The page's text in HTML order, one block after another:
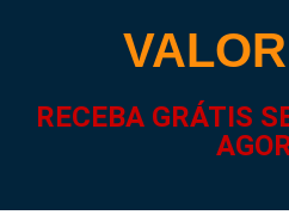
RECEBA GRÁTIS